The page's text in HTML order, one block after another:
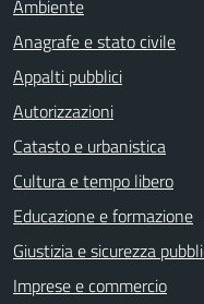
Ambiente
Anagrafe e stato civile
Appalti pubblici
Autorizzazioni
Catasto e urbanistica
Cultura e tempo libero
Educazione e formazione
Giustizia e sicurezza
Imprese e commercio